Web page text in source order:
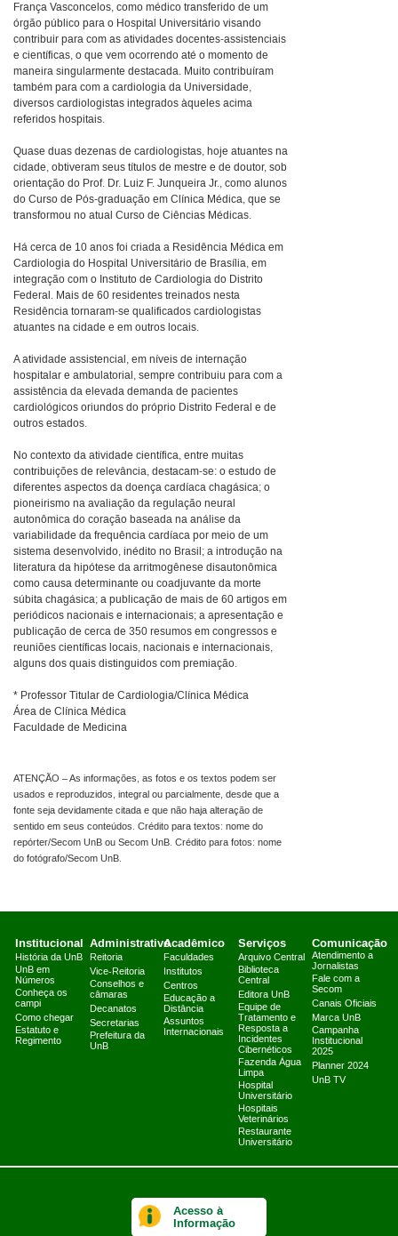
França Vasconcelos, como médico transferido de um
órgão público para o Hospital Universitário visando
contribuir para com as atividades docentes-assistenciais
e científicas, o que vem ocorrendo até o momento de
maneira singularmente destacada. Muito contribuíram
também para com a cardiologia da Universidade,
diversos cardiologistas integrados àqueles acima
referidos hospitais.
Quase duas dezenas de cardiologistas, hoje atuantes na
cidade, obtiveram seus títulos de mestre e de doutor, sob
orientação do Prof. Dr. Luiz F. Junqueira Jr., como alunos
do Curso de Pós-graduação em Clínica Médica, que se
transformou no atual Curso de Ciências Médicas.
Há cerca de 10 anos foi criada a Residência Médica em
Cardiologia do Hospital Universitário de Brasília, em
integração com o Instituto de Cardiologia do Distrito
Federal. Mais de 60 residentes treinados nesta
Residência tornaram-se qualificados cardiologistas
atuantes na cidade e em outros locais.
A atividade assistencial, em níveis de internação
hospitalar e ambulatorial, sempre contribuiu para com a
assistência da elevada demanda de pacientes
cardiológicos oriundos do próprio Distrito Federal e de
outros estados.
No contexto da atividade científica, entre muitas
contribuições de relevância, destacam-se: o estudo de
diferentes aspectos da doença cardíaca chagásica; o
pioneirismo na avaliação da regulação neural
autonômica do coração baseada na análise da
variabilidade da frequência cardíaca por meio de um
sistema desenvolvido, inédito no Brasil; a introdução na
literatura da hipótese da arritmogênese disautonômica
como causa determinante ou coadjuvante da morte
súbita chagásica; a publicação de mais de 60 artigos em
periódicos nacionais e internacionais; a apresentação e
publicação de cerca de 350 resumos em congressos e
reuniões científicas locais, nacionais e internacionais,
alguns dos quais distinguidos com premiação.
* Professor Titular de Cardiologia/Clínica Médica
Área de Clínica Médica
Faculdade de Medicina
ATENÇÃO – As informações, as fotos e os textos podem ser
usados e reproduzidos, integral ou parcialmente, desde que a
fonte seja devidamente citada e que não haja alteração de
sentido em seus conteúdos. Crédito para textos: nome do
repórter/Secom UnB ou Secom UnB. Crédito para fotos: nome
do fotógrafo/Secom UnB.
Institucional
História da UnB
UnB em
Números
Conheça os
campi
Como chegar
Estatuto e
Regimento
Administrativo
Reitoria
Vice-Reitoria
Conselhos e
câmaras
Decanatos
Secretarias
Prefeitura da
UnB
Acadêmico
Faculdades
Institutos
Centros
Educação a
Distância
Assuntos
Internacionais
Serviços
Arquivo Central
Biblioteca
Central
Editora UnB
Equipe de
Tratamento e
Resposta a
Incidentes
Cibernéticos
Fazenda Água
Limpa
Hospital
Universitário
Hospitais
Veterinários
Restaurante
Universitário
Comunicação
Atendimento a
Jornalistas
Fale com a
Secom
Canais Oficiais
Marca UnB
Campanha
Institucional
2025
Planner 2024
UnB TV
Acesso à
Informação